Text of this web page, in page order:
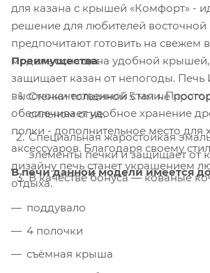
для казана с крышей «Комфорт» -
решение для любителей восточной
предпочитают готовить на свежем
модель оснащена удобной крышей,
защищает казан от непогоды. Печь
высококачественной стали.
обеспечивает удобное хранение
полки - дополнительное место для
аксессуаров. Благодаря своему
дизайну печь станет украшением
отдыха.
Преимущества:
Стенки толщиной 5 мм не
сильном огне.
Специальная жаростойкая
элементы печки и защищает от
В качестве бонуса — кованые
В печи данной модели имеется
поддувало
4 полочки
съёмная крыша